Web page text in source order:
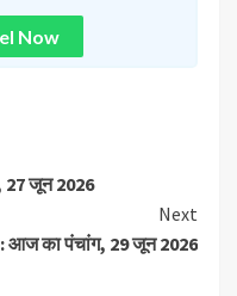
Now
जून 2026
Next
आज का पंचांग, 29 जून 2026